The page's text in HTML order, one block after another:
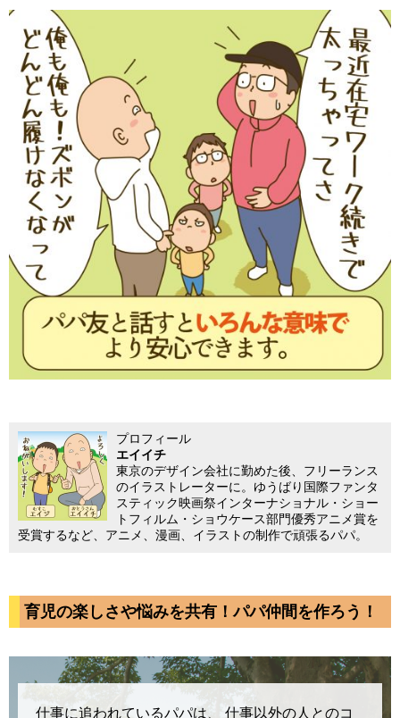
プロフィール
エイイチ
東京のデザイン会社に勤めた後、フリーランス
のイラストレーターに。ゆうばり国際ファンタ
スティック映画祭インターナショナル・ショー
トフィルム・ショウケース部門優秀アニメ賞を
受賞するなど、アニメ、漫画、イラストの制作で頑張るパパ。
育児の楽しさや悩みを共有！パパ仲間を作ろう！
仕事に追われているパパは、 仕事以外の人とのコ